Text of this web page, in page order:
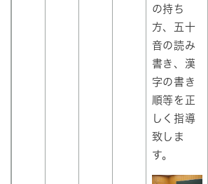
の持ち
方、五十
音の読み
書き、漢
字の書き
順等を正
しく指導
致しま
す。